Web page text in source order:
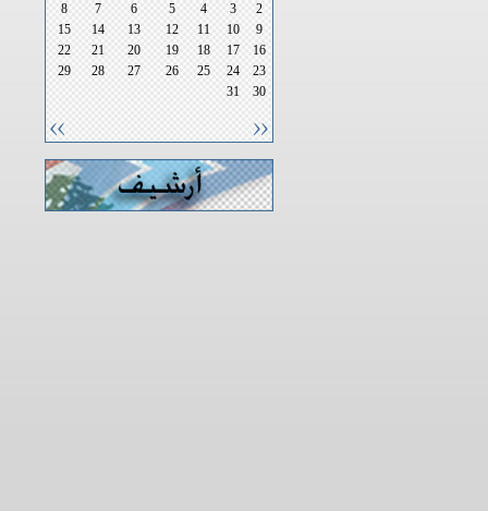
2
3
4
5
6
7
8
9
10
11
12
13
14
15
16
17
18
19
20
21
22
23
24
25
26
27
28
29
30
31